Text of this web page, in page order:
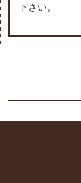
下さい。